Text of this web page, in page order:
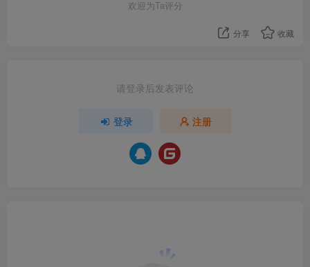
欢迎为Ta评分
分享 收藏
请登录后发表评论
登录 注册